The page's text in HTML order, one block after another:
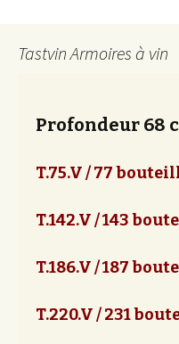
Tastvin Armoires à vin
Profondeur 68
T.75.V / 77
T.142.V / 143
T.186.V / 187
T.220.V / 231